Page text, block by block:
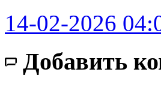
14-02-2026
Добавить